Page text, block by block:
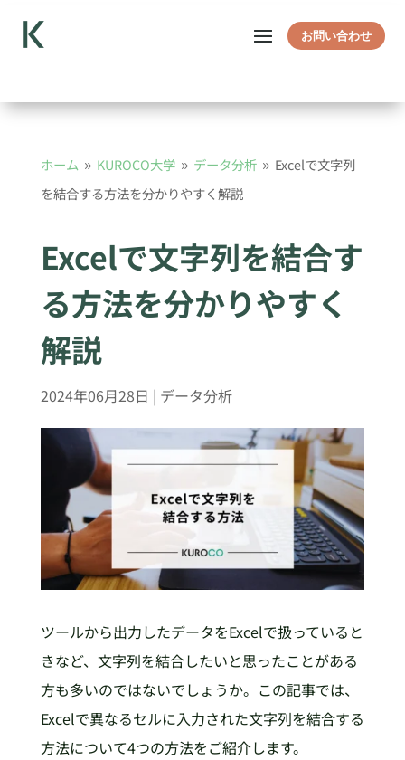
お問い合わせ
ホーム 9 KUROCO大学 9 データ分析 9 Excelで文字列
を結合する方法を分かりやすく解説
Excelで文字列を結合す
る方法を分かりやすく
解説
2024年06月28日 | データ分析
ツールから出力したデータをExcelで扱っていると
きなど、文字列を結合したいと思ったことがある
方も多いのではないでしょうか。この記事では、
Excelで異なるセルに入力された文字列を結合する
方法について4つの方法をご紹介します。